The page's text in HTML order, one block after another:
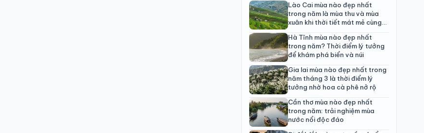
Lào Cai mùa nào đẹp nhất
trong năm là mùa thu và mùa
xuân khi thời tiết mát mẻ cùng
Hà Tĩnh mùa nào đẹp nhất
trong năm? Thời điểm lý tưởng
để khám phá biển và núi
Gia lai mùa nào đẹp nhất trong
năm tháng 3 là thời điểm lý
tưởng nhờ hoa cà phê nở rộ
Cần thơ mùa nào đẹp nhất
trong năm: trải nghiệm mùa
nước nổi độc đáo